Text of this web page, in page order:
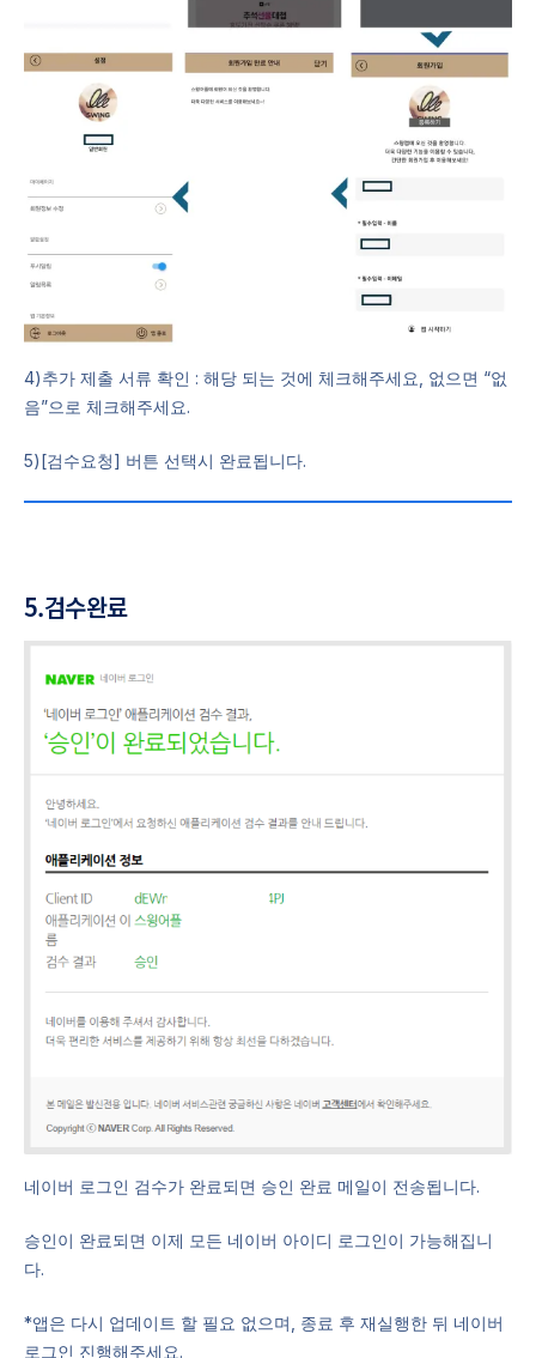
4)추가 제출 서류 확인 : 해당 되는 것에 체크해주세요, 없으면 “없
음”으로 체크해주세요.
5)[검수요청] 버튼 선택시 완료됩니다.
5.검수완료
네이버 로그인 검수가 완료되면 승인 완료 메일이 전송됩니다.
승인이 완료되면 이제 모든 네이버 아이디 로그인이 가능해집니
다.
*앱은 다시 업데이트 할 필요 없으며, 종료 후 재실행한 뒤 네이버
로그인 진행해주세요.